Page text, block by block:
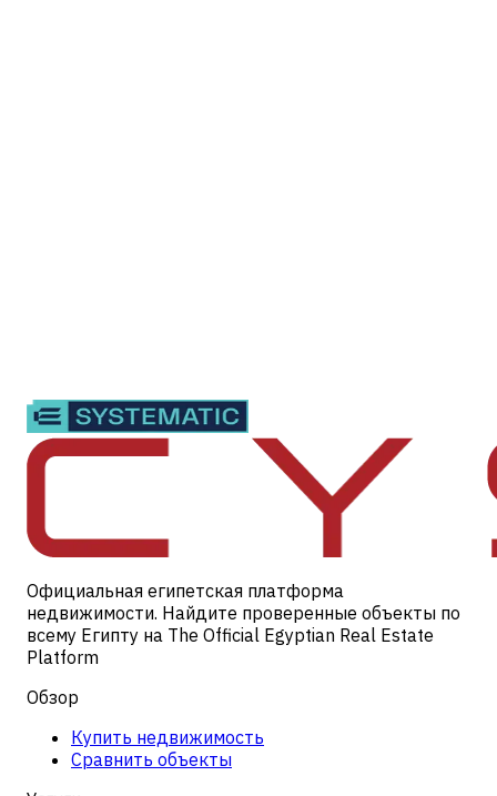
Официальная египетская платформа
недвижимости. Найдите проверенные объекты по
всему Египту на The Official Egyptian Real Estate
Platform
Обзор
Купить недвижимость
Сравнить объекты